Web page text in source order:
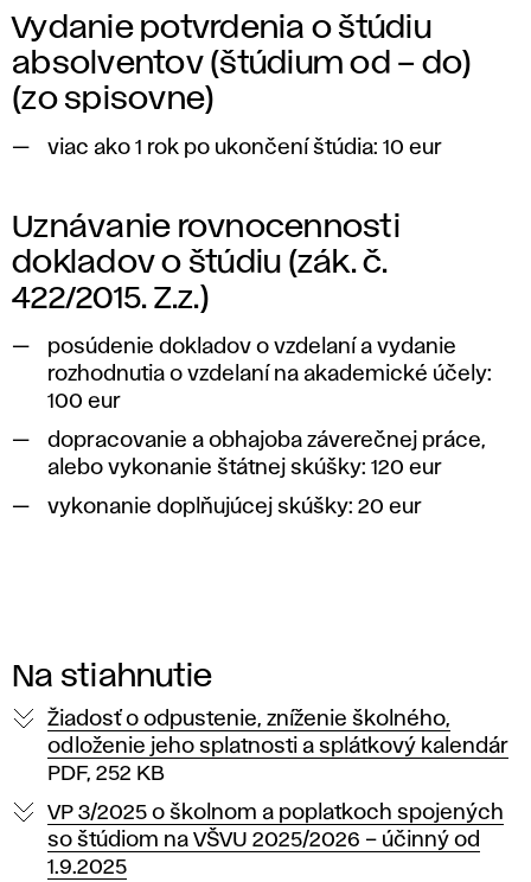
Vydanie potvrdenia o štúdiu
absolventov (štúdium od – do)
(zo spisovne)
viac ako 1 rok po ukončení štúdia: 10 eur
Uznávanie rovnocennosti
dokladov o štúdiu (zák. č.
422/2015. Z.z.)
posúdenie dokladov o vzdelaní a vydanie
rozhodnutia o vzdelaní na akademické účely:
100 eur
dopracovanie a obhajoba záverečnej práce,
alebo vykonanie štátnej skúšky: 120 eur
vykonanie doplňujúcej skúšky: 20 eur
Na stiahnutie
Žiadosť o odpustenie, zníženie školného,
odloženie jeho splatnosti a splátkový kalendár
PDF, 252 KB
VP 3/2025 o školnom a poplatkoch spojených
so štúdiom na VŠVU 2025/2026 – účinný od
1.9.2025